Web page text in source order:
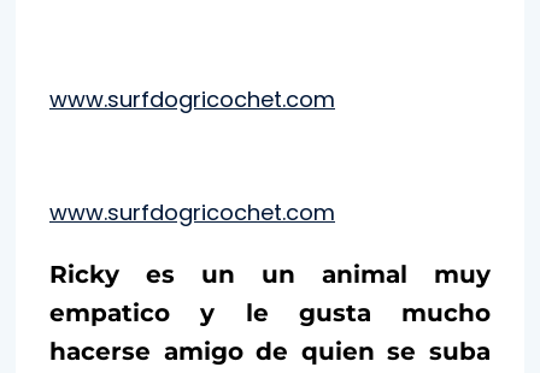
www.surfdogricochet.com
www.surfdogricochet.com
Ricky es un un animal muy
empatico y le gusta mucho
hacerse amigo de quien se suba